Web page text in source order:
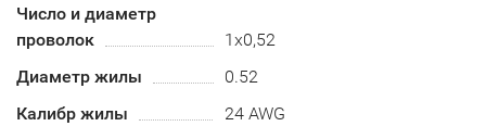
Число и диаметр
проволок
1х0,52
Диаметр жилы
0.52
Калибр жилы
24 AWG